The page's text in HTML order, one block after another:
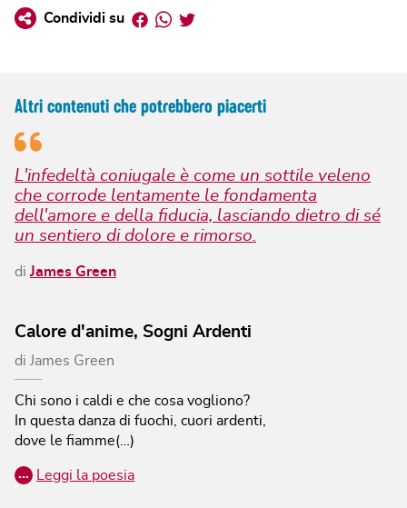
Condividi su Facebook
Whatsapp
Twitter
Altri contenuti che potrebbero piacerti
L'infedeltà coniugale è come un sottile veleno
che corrode lentamente le fondamenta
dell'amore e della fiducia, lasciando dietro di sé
un sentiero di dolore e rimorso.
diJames Green
Calore d'anime, Sogni Ardenti
di James Green
Chi sono i caldi e che cosa vogliono?
In questa danza di fuochi, cuori ardenti,
dove le fiamme(…)
… Leggi la poesia